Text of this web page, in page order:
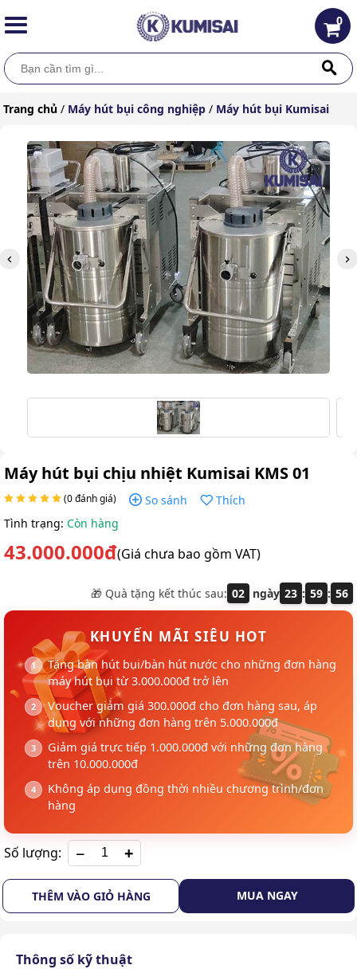
0
Trang chủ / Máy hút bụi công nghiệp / Máy hút bụi Kumisai
Máy hút bụi chịu nhiệt Kumisai KMS 01
(0 đánh giá) So sánh
Thích
Tình trạng: Còn hàng
43.000.000đ(Giá chưa bao gồm VAT)
🎁 Quà tặng kết thúc sau: 02 ngày 23 : 59 : 55
KHUYẾN MÃI SIÊU HOT
Tặng bàn hút bụi/bàn hút nước cho những đơn hàng
máy hút bụi từ 3.000.000đ trở lên
Voucher giảm giá 300.000đ cho đơn hàng sau, áp
dụng với những đơn hàng trên 5.000.000đ
Giảm giá trực tiếp 1.000.000đ với những đơn hàng
trên 10.000.000đ
Không áp dụng đồng thời nhiều chương trình/đơn
hàng
Số lượng: +
THÊM VÀO GIỎ HÀNG MUA NGAY
Thông số kỹ thuật